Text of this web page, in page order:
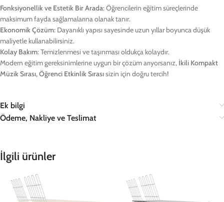
Fonksiyonellik ve Estetik Bir Arada: Öğrencilerin eğitim süreçlerinde
maksimum fayda sağlamalarına olanak tanır.
Ekonomik Çözüm: Dayanıklı yapısı sayesinde uzun yıllar boyunca düşük
maliyetle kullanabilirsiniz.
Kolay Bakım: Temizlenmesi ve taşınması oldukça kolaydır.
Modern eğitim gereksinimlerine uygun bir çözüm arıyorsanız, İkili Kompakt
Müzik Sırası, Öğrenci Etkinlik Sırasısizin için doğru tercih!
Ek bilgi
Ödeme, Nakliye ve Teslimat
İlgili ürünler